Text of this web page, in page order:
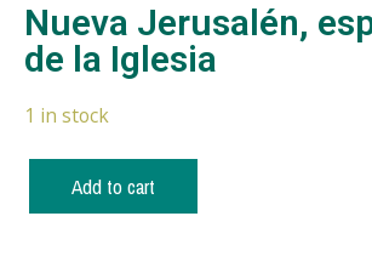
Nueva Jerusalén,
de la Iglesia
1 in stock
Add to cart